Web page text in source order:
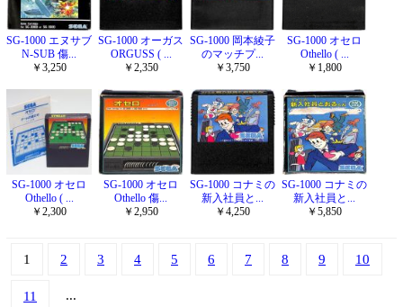
SG-1000 エヌサブ
N-SUB 傷...
￥3,250
SG-1000 オーガス
ORGUSS ( ...
￥2,350
SG-1000 岡本綾子
のマッチプ...
￥3,750
SG-1000 オセロ
Othello ( ...
￥1,800
SG-1000 オセロ
Othello ( ...
￥2,300
SG-1000 オセロ
Othello 傷...
￥2,950
SG-1000 コナミの
新入社員と...
￥4,250
SG-1000 コナミの
新入社員と...
￥5,850
1 2 3 4 5 6 7 8 9 10
11 ...